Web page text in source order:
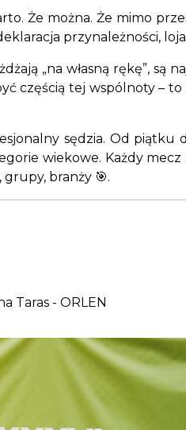
Że można. Że mimo
przynależności,
„na własną rękę”, są
częścią tej wspólnoty –
sędzia. Od
wiekowe. Każdy
branży 🎯.
Taras - ORLEN